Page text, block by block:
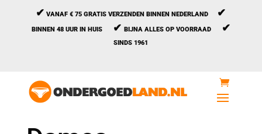
✔ VANAF € 75 GRATIS VERZENDEN BINNEN NEDERLAND ✔
BINNEN 48 UUR IN HUIS ✔ BIJNA ALLES OP VOORRAAD ✔
SINDS 1961